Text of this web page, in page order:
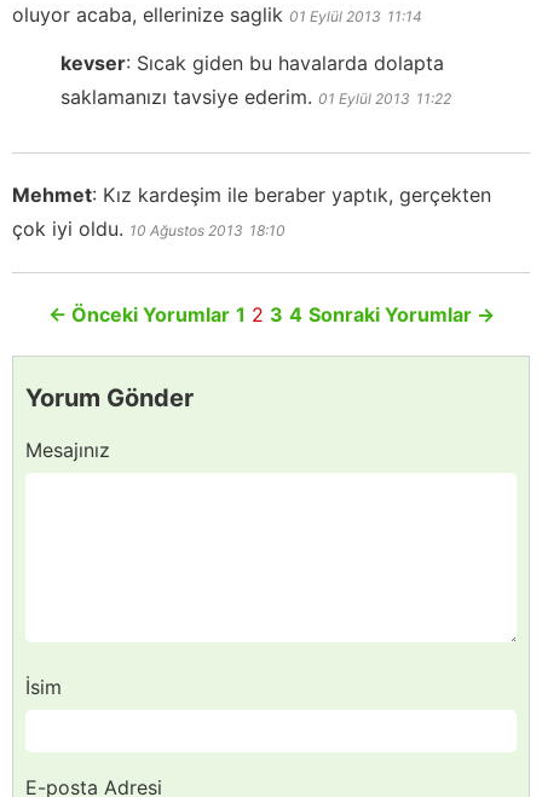
oluyor acaba, ellerinize saglik 01 Eylül 2013 11:14
kevser: Sıcak giden bu havalarda dolapta
saklamanızı tavsiye ederim. 01 Eylül 2013 11:22
Mehmet: Kız kardeşim ile beraber yaptık, gerçekten
çok iyi oldu. 10 Ağustos 2013 18:10
← Önceki Yorumlar 1 2 3 4 Sonraki Yorumlar →
Yorum Gönder
Mesajınız
İsim
E-posta Adresi